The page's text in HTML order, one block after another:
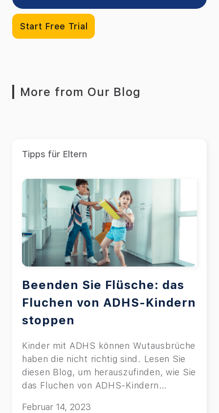
Start Free Trial
More from Our Blog
Tipps für Eltern
Beenden Sie Flüsche: das
Fluchen von ADHS-Kindern
stoppen
Kinder mit ADHS können Wutausbrüche
haben die nicht richtig sind. Lesen Sie
diesen Blog, um herauszufinden, wie Sie
das Fluchen von ADHS-Kindern
Februar 14, 2023